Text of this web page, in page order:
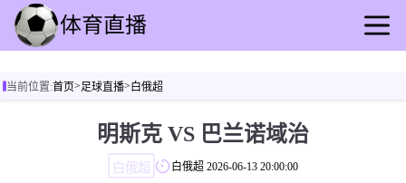
足球直播
当前位置:首页>足球直播> 白俄超
明斯克 VS 巴兰诺域治
白俄超 白俄超 2026-06-13 20:00:00